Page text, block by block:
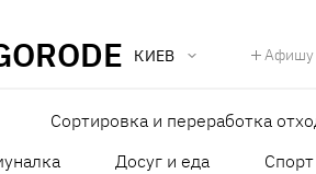
КИЕВ Афишу
Сортировка и переработка
Досуг и еда Спорт